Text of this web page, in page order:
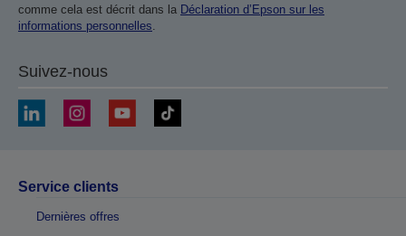
comme cela est décrit dans la Déclaration d’Epson sur les
informations personnelles.
Suivez-nous
Service clients
Dernières offres